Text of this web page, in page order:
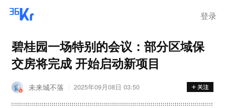
登录
碧桂园一场特别的会议：部分区域保
交房将完成 开始启动新项目
未来城不落 2025年09月08日 03:50